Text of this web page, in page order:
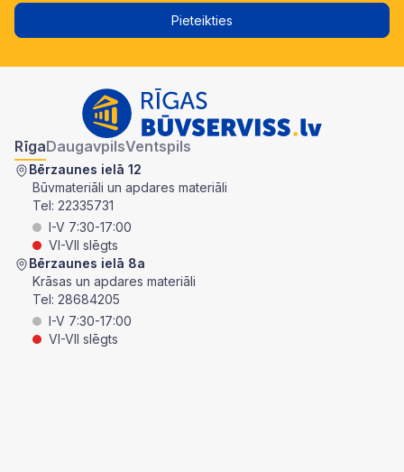
Pieteikties
RīgaDaugavpilsVentspils
Bērzaunes ielā 12
Būvmateriāli un apdares materiāli
Tel: 22335731
I-V 7:30-17:00
VI-VII slēgts
Bērzaunes ielā 8a
Krāsas un apdares materiāli
Tel: 28684205
I-V 7:30-17:00
VI-VII slēgts